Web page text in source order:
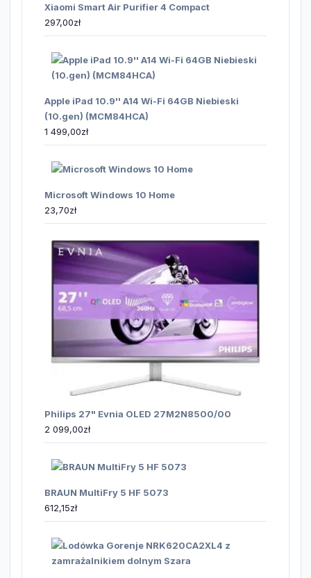
Xiaomi Smart Air Purifier 4 Compact
297,00zł
Apple iPad 10.9'' A14 Wi-Fi 64GB Niebieski
(10.gen) (MCM84HCA)
1 499,00zł
Microsoft Windows 10 Home
23,70zł
Philips 27" Evnia OLED 27M2N8500/00
2 099,00zł
BRAUN MultiFry 5 HF 5073
612,15zł